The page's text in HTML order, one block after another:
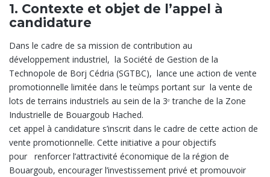
1. Contexte et objet de l’appel à
candidature
Dans le cadre de sa mission de contribution au
développement industriel, la Société de Gestion de la
Technopole de Borj Cédria (SGTBC), lance une action de vente
promotionnelle limitée dans le teùmps portant sur la vente de
lots de terrains industriels au sein de la 3ᵉ tranche de la Zone
Industrielle de Bouargoub Hached.
cet appel à candidature s’inscrit dans le cadre de cette action de
vente promotionnelle. Cette initiative a pour objectifs
pour renforcer l’attractivité économique de la région de
Bouargoub, encourager l’investissement privé et promouvoir